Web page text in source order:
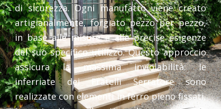
di sicurezza. Ogni manufatto viene creato
artigianalmente, forgiato pezzo per pezzo,
in base alle misure e alle precise esigenze
del suo specifico utilizzo. Questo approccio
assicura la massima inviolabilità: le
inferriate dei Fratelli Serratore sono
realizzate con elementi in ferro pieno fissati,